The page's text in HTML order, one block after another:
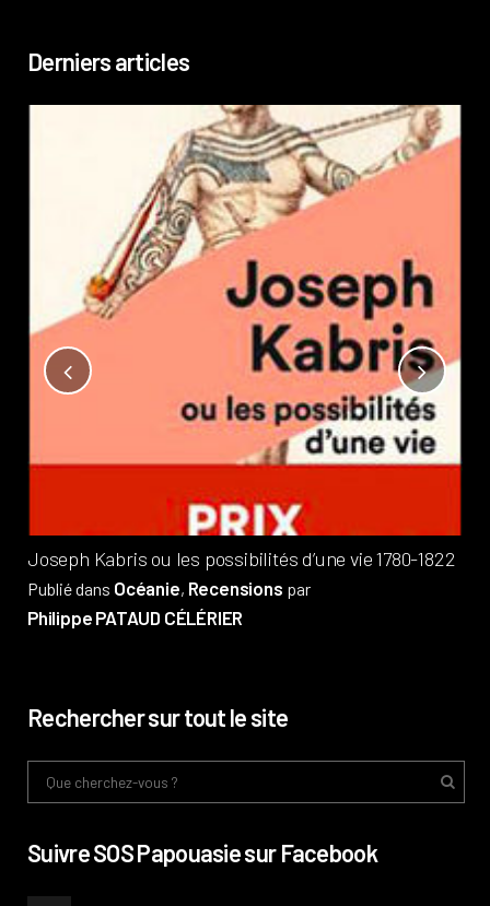
Derniers articles
Joseph Kabris ou les possibilités d’une vie 1780-1822
Publié dans Océanie, Recensions par
Philippe PATAUD CÉLÉRIER
Rechercher sur tout le site
Suivre SOS Papouasie sur Facebook